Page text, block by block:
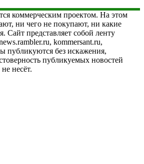
коммерческим проектом. На этом
ни чего не покупают, ни какие
Сайт представляет собой ленту
kommersant.ru,
публикуются без искажения,
публикуемых новостей
несёт.